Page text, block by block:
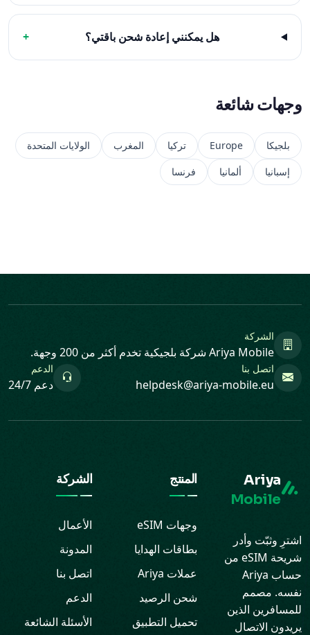
هل يمكنني إعادة شحن باقتي؟ +
وجهات شائعة
بلجيكا Europe تركيا المغرب
الولايات المتحدة
إسبانيا
ألمانيا فرنسا
الشركة
Ariya Mobile شركة بلجيكية تخدم أكثر من 200 وجهة.
اتصل بنا
helpdesk@ariya-mobile.eu
الدعم
دعم 24/7
Ariya
Mobile
اشترِ وثبّت وأدر
شريحة eSIM من
حساب Ariya
نفسه. مصمم
للمسافرين الذين
يريدون الاتصال
المنتج
وجهات eSIM
بطاقات الهدايا
عملات Ariya
شحن الرصيد
تحميل التطبيق
الشركة
الأعمال
المدونة
اتصل بنا
الدعم
الأسئلة الشائعة